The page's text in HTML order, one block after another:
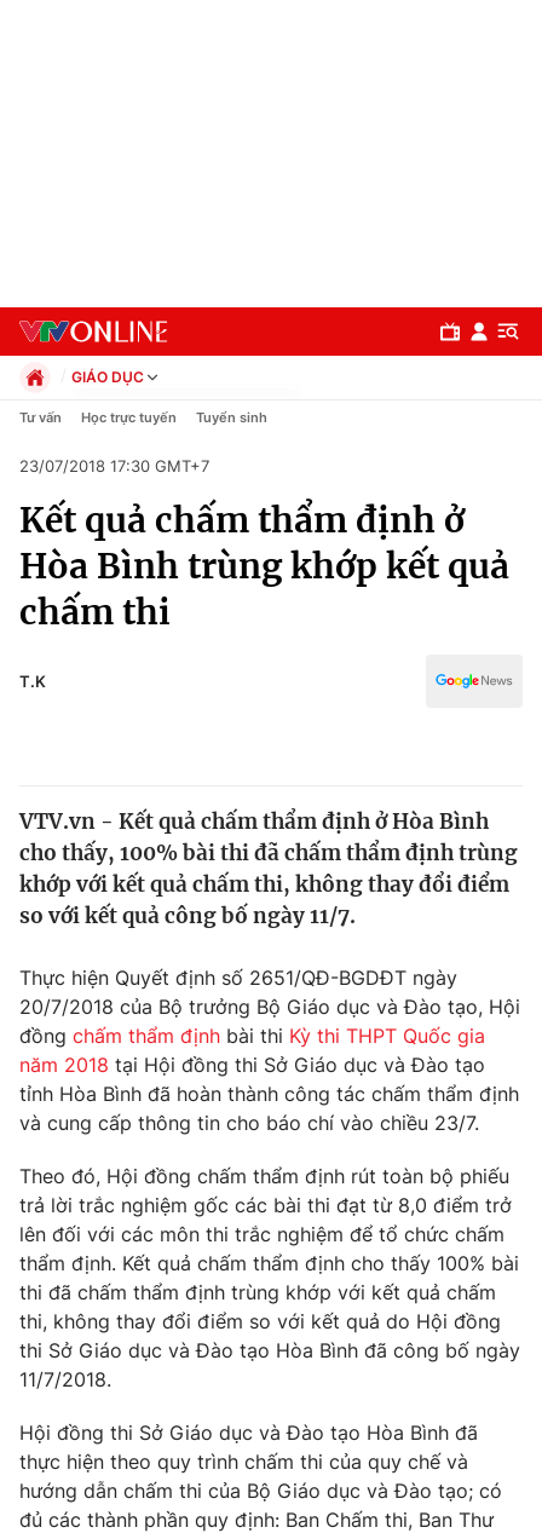
Chuyên mục
Chính trị
Xã hội
Pháp luật
Thế giới
Tin tức
Thế giới đó đây
Câu chuyện quốc tế
Kinh tế
Thị trường
Góc doanh nghiệp
Dữ liệu và đời sống
Truyền hình
Phim VTV
Hậu trường
Nhân vật
Khán giả
Giải sao mai
Giải trí
Âm nhạc
Sao
Đời sống
Du lịch
Làm đẹp
Chất lượng cuộc sống
Giáo dục
Tuyển sinh
Học trực tuyến
Công nghệ
Hitech Công nghệ tương lai
Sản phẩm
Thị trường
Tư vấn
Giao lưu trực tuyến
Lịch phát sóng
GIÁO DỤC
Chính trị
Pháp luật
Kinh tế
Thể thao
Truyền hình
Văn hóa - Giải trí
Tư vấn Học trực tuyến Tuyển sinh
23/07/2018 17:30 GMT+7
Kết quả chấm thẩm định ở
Hòa Bình trùng khớp kết quả
chấm thi
T.K
VTV.vn - Kết quả chấm thẩm định ở Hòa Bình
cho thấy, 100% bài thi đã chấm thẩm định trùng
khớp với kết quả chấm thi, không thay đổi điểm
so với kết quả công bố ngày 11/7.
Thực hiện Quyết định số 2651/QĐ-BGDĐT ngày
20/7/2018 của Bộ trưởng Bộ Giáo dục và Đào tạo, Hội
đồng chấm thẩm định bài thi Kỳ thi THPT Quốc gia
năm 2018 tại Hội đồng thi Sở Giáo dục và Đào tạo
tỉnh Hòa Bình đã hoàn thành công tác chấm thẩm định
và cung cấp thông tin cho báo chí vào chiều 23/7.
Theo đó, Hội đồng chấm thẩm định rút toàn bộ phiếu
trả lời trắc nghiệm gốc các bài thi đạt từ 8,0 điểm trở
lên đối với các môn thi trắc nghiệm để tổ chức chấm
thẩm định. Kết quả chấm thẩm định cho thấy 100% bài
thi đã chấm thẩm định trùng khớp với kết quả chấm
thi, không thay đổi điểm so với kết quả do Hội đồng
thi Sở Giáo dục và Đào tạo Hòa Bình đã công bố ngày
11/7/2018.
Hội đồng thi Sở Giáo dục và Đào tạo Hòa Bình đã
thực hiện theo quy trình chấm thi của quy chế và
hướng dẫn chấm thi của Bộ Giáo dục và Đào tạo; có
đủ các thành phần quy định: Ban Chấm thi, Ban Thư